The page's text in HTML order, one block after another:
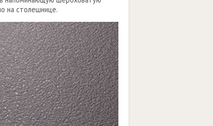
на столешнице.